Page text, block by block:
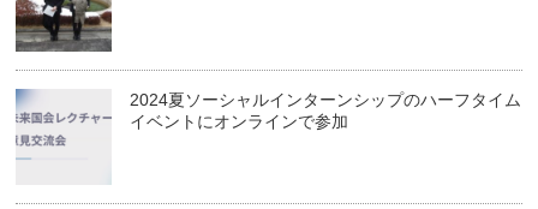
2024夏ソーシャルインターンシップのハーフタイム
イベントにオンラインで参加